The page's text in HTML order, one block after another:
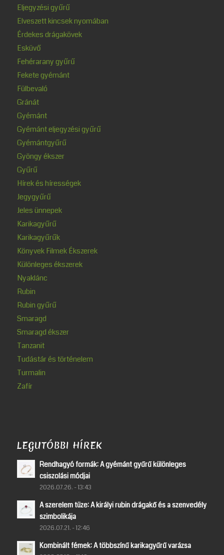
Eljegyzési gyűrű
Elveszett kincsek nyomában
Érdekes drágakövek
Esküvő
Fehérarany gyűrű
Fekete gyémánt
Fülbevaló
Gránát
Gyémánt
Gyémánt eljegyzési gyűrű
Gyémántgyűrű
Gyöngy ékszer
Gyűrű
Hírek és hírességek
Jegygyűrű
Jeles ünnepek
Karikagyűrű
Karikagyűrűk
Könyvek Filmek Ékszerek
Különleges ékszerek
Nyaklánc
Rubin
Rubin gyűrű
Smaragd
Smaragd ékszer
Tanzanit
Tudástár és történelem
Turmalin
Zafír
LEGUTÓBBI HÍREK
Rendhagyó formák: A gyémánt gyűrű különleges
csiszolási módjai
2026.07.26. - 13:43
A szerelem tüze: A királyi rubin drágakő és a szenvedély
szimbolikája
2026.07.21. - 12:46
Kombinált fémek: A többszínű karikagyűrű varázsa